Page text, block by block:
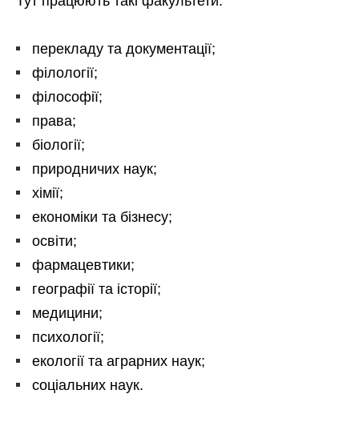
перекладу та документації;
філології;
філософії;
права;
біології;
природничих наук;
хімії;
економіки та бізнесу;
освіти;
фармацевтики;
географії та історії;
медицини;
психології;
екології та аграрних наук;
соціальних наук.